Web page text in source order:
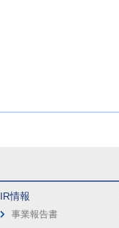
IR情報
事業報告書